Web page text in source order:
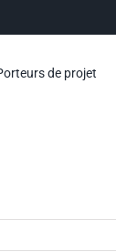
de projet